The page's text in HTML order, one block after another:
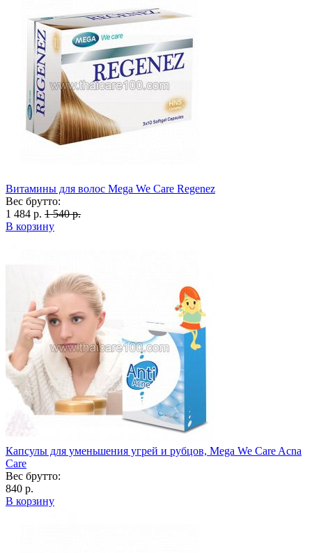
Витамины для волос Mega We Care Regenez
Вес брутто:
1 484 р. 1 540 р.
В корзину
Капсулы для уменьшения угрей и рубцов, Mega We Care Acna
Care
Вес брутто:
840 р.
В корзину